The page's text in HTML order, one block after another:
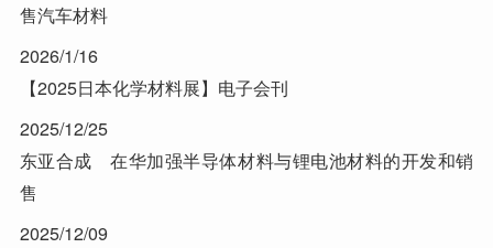
售汽车材料
2026/1/16
【2025日本化学材料展】电子会刊
2025/12/25
东亚合成 在华加强半导体材料与锂电池材料的开发和销
售
2025/12/09